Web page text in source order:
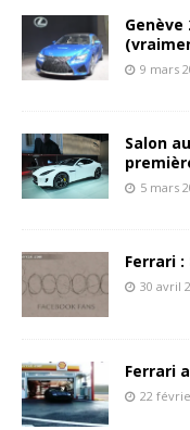
9 mars
Salon
5 mars
Ferrari
30 avril
Ferrari
22